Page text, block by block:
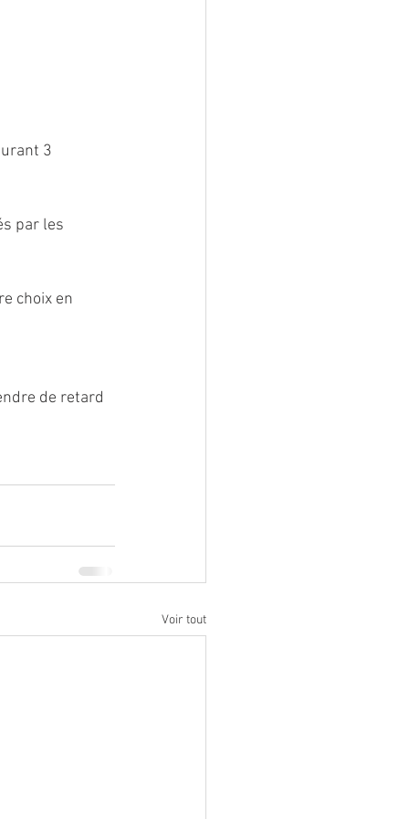
3
par les
choix en
de retard
Voir tout